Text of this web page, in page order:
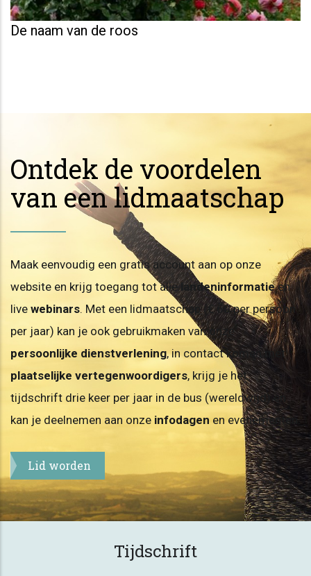
De naam van de roos
Ontdek de voordelen
van een lidmaatschap
Maak eenvoudig een gratis account aan op onze
website en krijg toegang tot alle landeninformatieen
live webinars. Met een lidmaatschap (€ 60 per persoon
per jaar) kan je ook gebruikmaken van onze
persoonlijke dienstverlening, in contact komen met
plaatselijke vertegenwoordigers, krijg je het
tijdschrift drie keer per jaar in de bus (wereldwijd) en
kan je deelnemen aan onze infodagen en evenementen.
Lid worden
Tijdschrift